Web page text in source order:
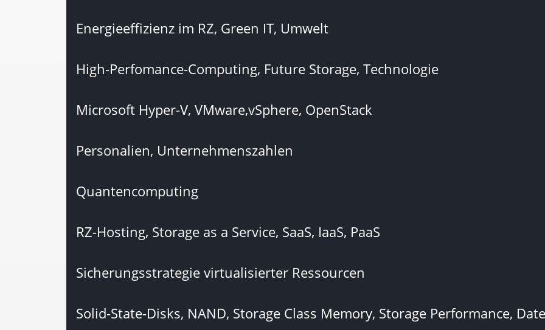
Energieeffizienz im RZ, Green IT, Umwelt
High-Perfomance-Computing, Future Storage, Technologie
Microsoft Hyper-V, VMware,vSphere, OpenStack
Personalien, Unternehmenszahlen
Quantencomputing
RZ-Hosting, Storage as a Service, SaaS, IaaS, PaaS
Sicherungsstrategie virtualisierter Ressourcen
Solid-State-Disks, NAND, Storage Class Memory, Storage Performance,